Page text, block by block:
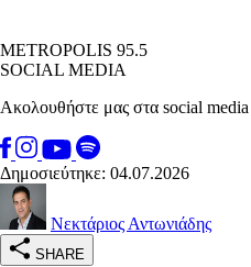
METROPOLIS 95.5
SOCIAL MEDIA
Ακολουθήστε μας στα social media
Δημοσιεύτηκε: 04.07.2026
Νεκτάριος Αντωνιάδης
SHARE